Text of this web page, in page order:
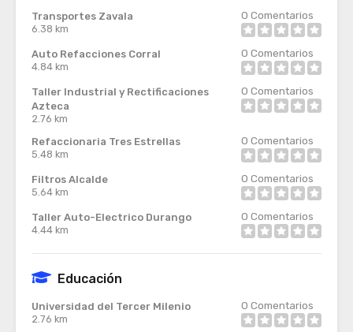
Transportes Zavala
6.38 km
0 Comentarios
Auto Refacciones Corral
4.84 km
0 Comentarios
Taller Industrial y Rectificaciones
Azteca
2.76 km
0 Comentarios
Refaccionaria Tres Estrellas
5.48 km
0 Comentarios
Filtros Alcalde
5.64 km
0 Comentarios
Taller Auto-Electrico Durango
4.44 km
0 Comentarios
Educación
Universidad del Tercer Milenio
2.76 km
0 Comentarios